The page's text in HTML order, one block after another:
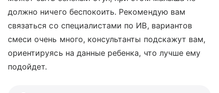
должно ничего беспокоить. Рекомендую вам
связаться со специалистами по ИВ, вариантов
смеси очень много, консультанты подскажут вам,
ориентируясь на данные ребенка, что лучше ему
подойдет.